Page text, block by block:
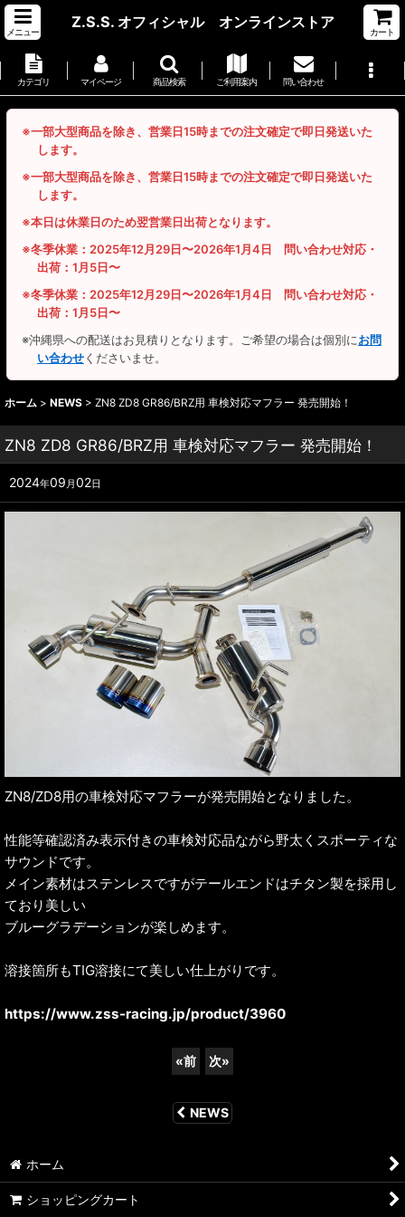
メニュー
Z.S.S. オフィシャル オンラインストア
カート
カテゴリ マイページ 商品検索 ご利用案内 問い合わせ
※一部大型商品を除き、営業日15時までの注文確定で即日発送いた
します。
※一部大型商品を除き、営業日15時までの注文確定で即日発送いた
します。
※本日は休業日のため翌営業日出荷となります。
※冬季休業：2025年12月29日〜2026年1月4日 問い合わせ対応・
出荷：1月5日〜
※冬季休業：2025年12月29日〜2026年1月4日 問い合わせ対応・
出荷：1月5日〜
※沖縄県への配送はお見積りとなります。ご希望の場合は個別にお問
い合わせくださいませ。
ホーム > NEWS > ZN8 ZD8 GR86/BRZ用 車検対応マフラー 発売開始！
ZN8 ZD8 GR86/BRZ用 車検対応マフラー 発売開始！
2024年09 月02日
ZN8/ZD8用の車検対応マフラーが発売開始となりました。
性能等確認済み表示付きの車検対応品ながら野太くスポーティな
サウンドです。
メイン素材はステンレスですがテールエンドはチタン製を採用し
ており美しい
ブルーグラデーションが楽しめます。
溶接箇所もTIG溶接にて美しい仕上がりです。
https://www.zss-racing.jp/product/3960
«前 次»
NEWS
ホーム
ショッピングカート